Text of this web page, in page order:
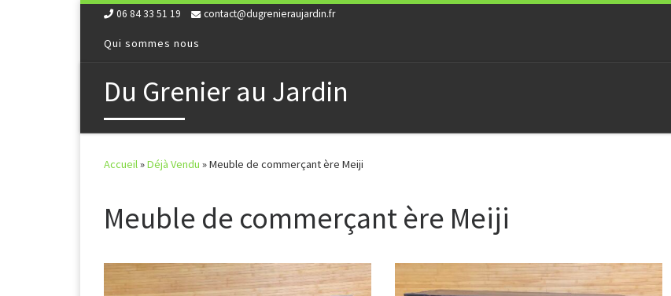
06 84 33 51 19 contact@dugrenieraujardin.fr
Qui sommes nous
Du Grenier au Jardin
Accueil»Déjà Vendu »Meuble de commerçant ère Meiji
Meuble de commerçant ère Meiji